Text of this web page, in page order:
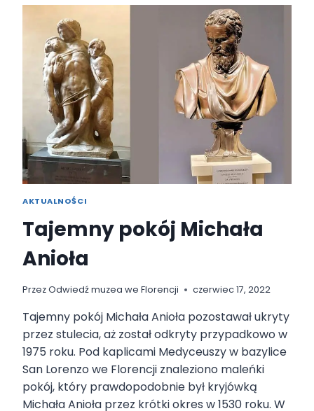
T
O
R
E
I
J
U
J
S
I
Ę
G
AKTUALNOŚCI
Tajemny pokój Michała
Anioła
PrzezOdwiedź muzea we Florencji czerwiec 17, 2022
Tajemny pokój Michała Anioła pozostawał ukryty
przez stulecia, aż został odkryty przypadkowo w
1975 roku. Pod kaplicami Medyceuszy w bazylice
San Lorenzo we Florencji znaleziono maleńki
pokój, który prawdopodobnie był kryjówką
Michała Anioła przez krótki okres w 1530 roku. W